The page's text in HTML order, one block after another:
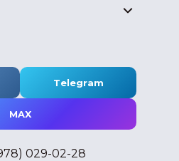
Telegram
MAX
029-02-28